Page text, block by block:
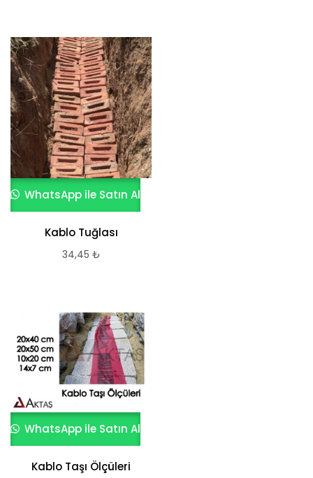
WhatsApp ile Satın Al
Kablo Tuğlası
34,45 ₺
WhatsApp ile Satın Al
Kablo Taşı Ölçüleri